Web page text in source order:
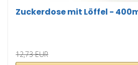
Zuckerdose mit Löffel -
12,73 EUR